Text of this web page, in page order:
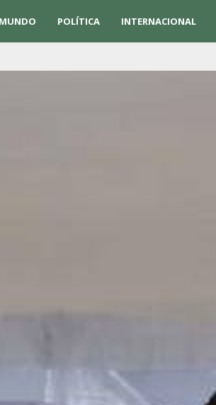
MUNDO POLÍTICA INTERNACIONAL